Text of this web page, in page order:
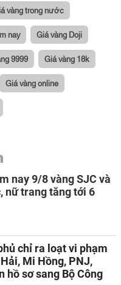
vàng trong nước
nay Giá vàng Doji
9999 Giá vàng 18k
Giá vàng online
nay 9/8 vàng SJC và
nữ trang tăng tới 6
chỉ ra loạt vi phạm
Mi Hồng, PNJ,
hồ sơ sang Bộ Công